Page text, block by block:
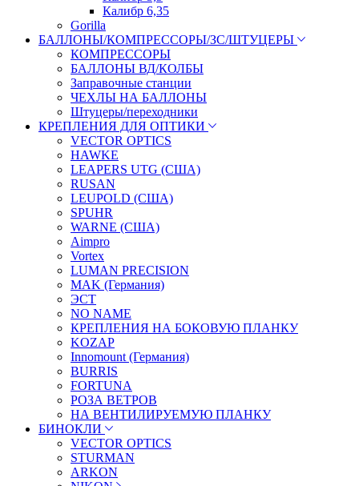
Калибр 6,35
Gorilla
БАЛЛОНЫ/КОМПРЕССОРЫ/ЗС/ШТУЦЕРЫ
КОМПРЕССОРЫ
БАЛЛОНЫ ВД/КОЛБЫ
Заправочные станции
ЧЕХЛЫ НА БАЛЛОНЫ
Штуцеры/переходники
КРЕПЛЕНИЯ ДЛЯ ОПТИКИ
VECTOR OPTICS
HAWKE
LEAPERS UTG (США)
RUSAN
LEUPOLD (США)
SPUHR
WARNE (США)
Aimpro
Vortex
LUMAN PRECISION
MAK (Германия)
ЭСТ
NO NAME
КРЕПЛЕНИЯ НА БОКОВУЮ ПЛАНКУ
KOZAP
Innomount (Германия)
BURRIS
FORTUNA
РОЗА ВЕТРОВ
НА ВЕНТИЛИРУЕМУЮ ПЛАНКУ
БИНОКЛИ
VECTOR OPTICS
STURMAN
ARKON